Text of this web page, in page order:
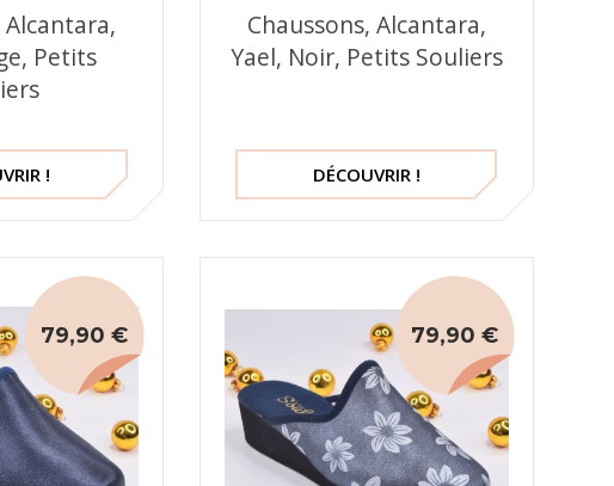
Alcantara,
Petits
!
Chaussons, Alcantara,
Yael, Noir, Petits Souliers
DÉCOUVRIR !
79,90 € 79,90 €